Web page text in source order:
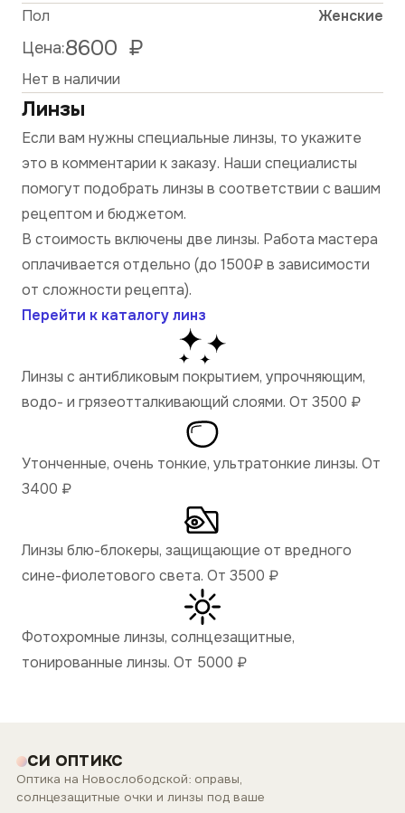
Пол
Женские
Цена:8600 ₽
Нет в наличии
Линзы
Если вам нужны специальные линзы, то укажите
это в комментарии к заказу. Наши специалисты
помогут подобрать линзы в соответствии с вашим
рецептом и бюджетом.
В стоимость включены две линзы. Работа мастера
оплачивается отдельно (до 1500₽ в зависимости
от сложности рецепта).
Перейти к каталогу линз
Линзы с антибликовым покрытием, упрочняющим,
водо- и грязеотталкивающий слоями. От 3500 ₽
Утонченные, очень тонкие, ультратонкие линзы. От
3400 ₽
Линзы блю-блокеры, защищающие от вредного
сине-фиолетового света. От 3500 ₽
Фотохромные линзы, солнцезащитные,
тонированные линзы. От 5000 ₽
СИ ОПТИКС
Оптика на Новослободской: оправы,
солнцезащитные очки и линзы под ваше